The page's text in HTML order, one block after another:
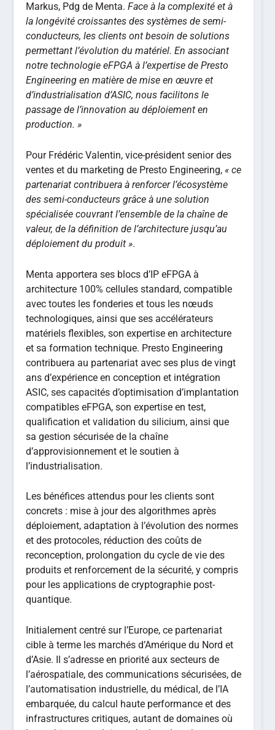
Markus, Pdg de Menta.Face à la complexité et à
la longévité croissantes des systèmes de semi-
conducteurs, les clients ont besoin de solutions
permettant l’évolution du matériel. En associant
notre technologie eFPGA à l’expertise de Presto
Engineering en matière de mise en œuvre et
d’industrialisation d’ASIC, nous facilitons le
passage de l’innovation au déploiement en
production. »
Pour Frédéric Valentin, vice-président senior des
ventes et du marketing de Presto Engineering,« ce
partenariat contribuera à renforcer l’écosystème
des semi-conducteurs grâce à une solution
spécialisée couvrant l’ensemble de la chaîne de
valeur, de la définition de l’architecture jusqu’au
déploiement du produit ».
Menta apportera ses blocs d’IP eFPGA à
architecture 100% cellules standard, compatible
avec toutes les fonderies et tous les nœuds
technologiques, ainsi que ses accélérateurs
matériels flexibles, son expertise en architecture
et sa formation technique. Presto Engineering
contribuera au partenariat avec ses plus de vingt
ans d’expérience en conception et intégration
ASIC, ses capacités d’optimisation d’implantation
compatibles eFPGA, son expertise en test,
qualification et validation du silicium, ainsi que
sa gestion sécurisée de la chaîne
d’approvisionnement et le soutien à
l’industrialisation.
Les bénéfices attendus pour les clients sont
concrets : mise à jour des algorithmes après
déploiement, adaptation à l’évolution des normes
et des protocoles, réduction des coûts de
reconception, prolongation du cycle de vie des
produits et renforcement de la sécurité, y compris
pour les applications de cryptographie post-
quantique.
Initialement centré sur l’Europe, ce partenariat
cible à terme les marchés d’Amérique du Nord et
d’Asie. Il s’adresse en priorité aux secteurs de
l’aérospatiale, des communications sécurisées, de
l’automatisation industrielle, du médical, de l’IA
embarquée, du calcul haute performance et des
infrastructures critiques, autant de domaines où